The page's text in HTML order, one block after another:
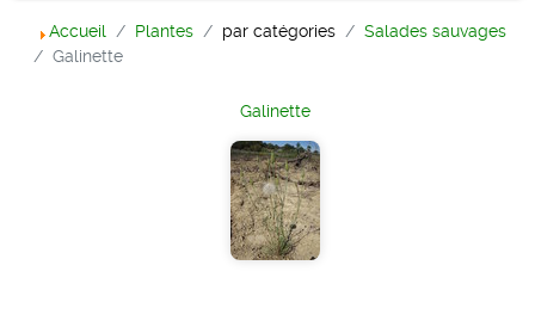
Accueil Plantes par catégories
Salades sauvages
Galinette
Galinette